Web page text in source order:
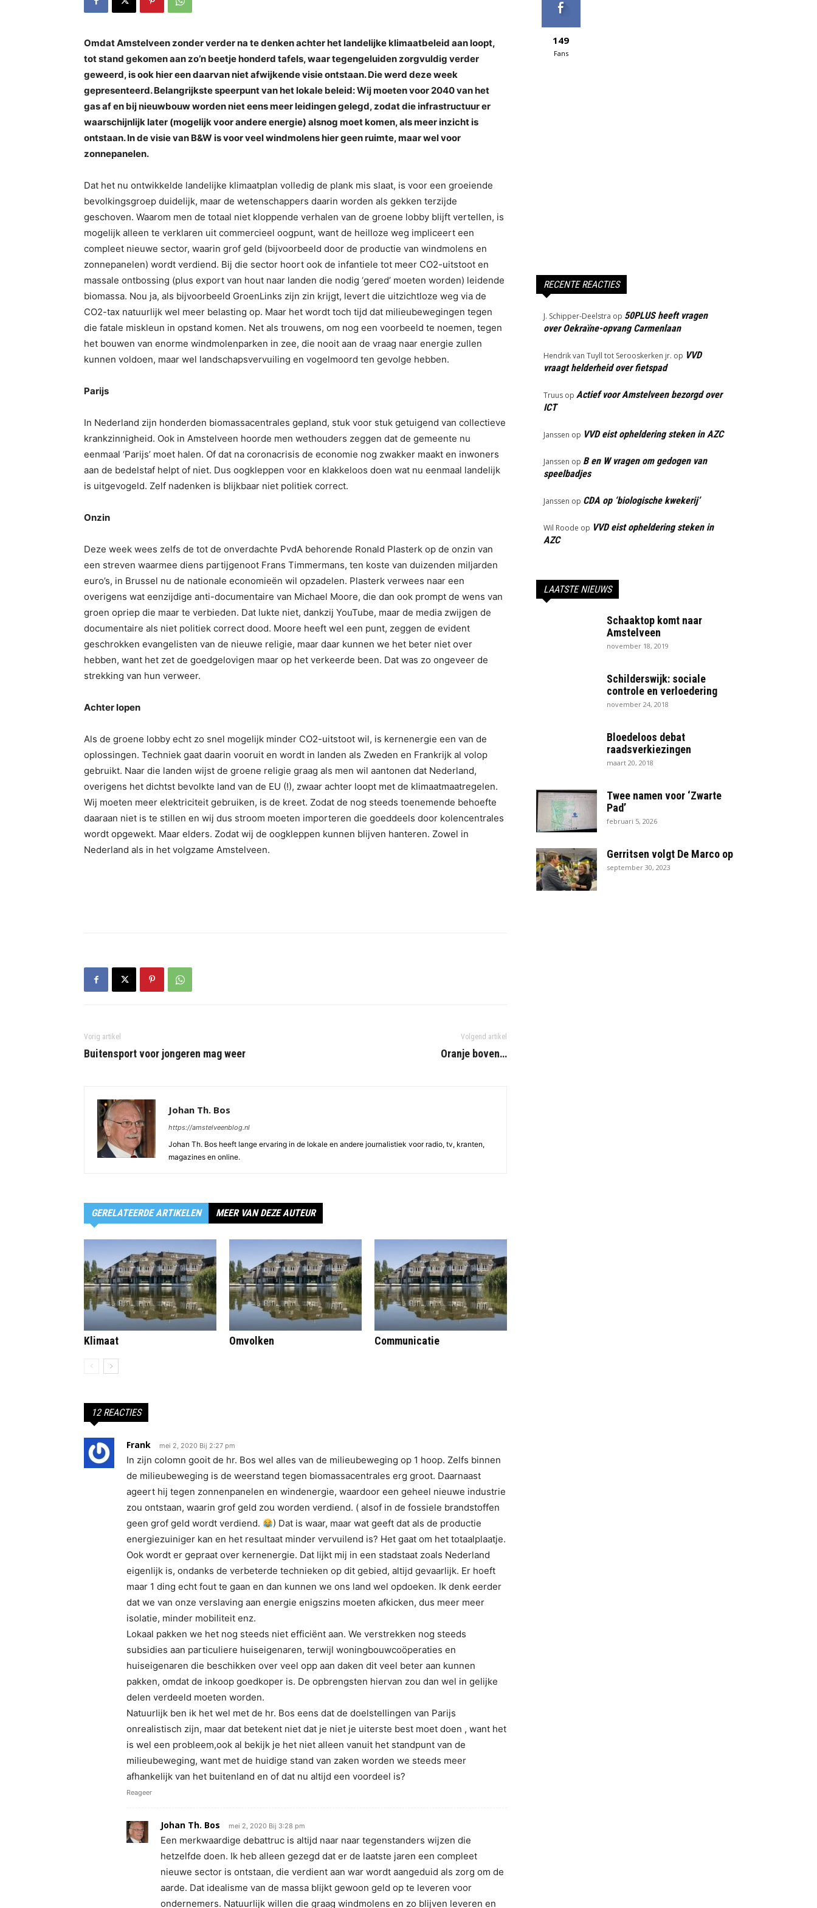
Omdat Amstelveen zonder verder na te denken achter het landelijke klimaatbeleid aan loopt,
tot stand gekomen aan zo’n beetje honderd tafels, waar tegengeluiden zorgvuldig verder
geweerd, is ook hier een daarvan niet afwijkende visie ontstaan. Die werd deze week
gepresenteerd. Belangrijkste speerpunt van het lokale beleid: Wij moeten voor 2040 van het
gas af en bij nieuwbouw worden niet eens meer leidingen gelegd, zodat die infrastructuur er
waarschijnlijk later (mogelijk voor andere energie) alsnog moet komen, als meer inzicht is
ontstaan. In de visie van B&W is voor veel windmolens hier geen ruimte, maar wel voor
zonnepanelen.
Dat het nu ontwikkelde landelijke klimaatplan volledig de plank mis slaat, is voor een groeiende
bevolkingsgroep duidelijk, maar de wetenschappers daarin worden als gekken terzijde
geschoven. Waarom men de totaal niet kloppende verhalen van de groene lobby blijft vertellen, is
mogelijk alleen te verklaren uit commercieel oogpunt, want de heilloze weg impliceert een
compleet nieuwe sector, waarin grof geld (bijvoorbeeld door de productie van windmolens en
zonnepanelen) wordt verdiend. Bij die sector hoort ook de infantiele tot meer CO2-uitstoot en
massale ontbossing (plus export van hout naar landen die nodig ‘gered’ moeten worden) leidende
biomassa. Nou ja, als bijvoorbeeld GroenLinks zijn zin krijgt, levert die uitzichtloze weg via de
CO2-tax natuurlijk wel meer belasting op. Maar het wordt toch tijd dat milieubewegingen tegen
die fatale miskleun in opstand komen. Net als trouwens, om nog een voorbeeld te noemen, tegen
het bouwen van enorme windmolenparken in zee, die nooit aan de vraag naar energie zullen
kunnen voldoen, maar wel landschapsvervuiling en vogelmoord ten gevolge hebben.
Parijs
In Nederland zijn honderden biomassacentrales gepland, stuk voor stuk getuigend van collectieve
krankzinnigheid. Ook in Amstelveen hoorde men wethouders zeggen dat de gemeente nu
eenmaal ‘Parijs’ moet halen. Of dat na coronacrisis de economie nog zwakker maakt en inwoners
aan de bedelstaf helpt of niet. Dus oogkleppen voor en klakkeloos doen wat nu eenmaal landelijk
is uitgevogeld. Zelf nadenken is blijkbaar niet politiek correct.
Onzin
Deze week wees zelfs de tot de onverdachte PvdA behorende Ronald Plasterk op de onzin van
een streven waarmee diens partijgenoot Frans Timmermans, ten koste van duizenden miljarden
euro’s, in Brussel nu de nationale economieën wil opzadelen. Plasterk verwees naar een
overigens wat eenzijdige anti-documentaire van Michael Moore, die dan ook prompt de wens van
groen opriep die maar te verbieden. Dat lukte niet, dankzij YouTube, maar de media zwijgen de
documentaire als niet politiek correct dood. Moore heeft wel een punt, zeggen de evident
geschrokken evangelisten van de nieuwe religie, maar daar kunnen we het beter niet over
hebben, want het zet de goedgelovigen maar op het verkeerde been. Dat was zo ongeveer de
strekking van hun verweer.
Achter lopen
Als de groene lobby echt zo snel mogelijk minder CO2-uitstoot wil, is kernenergie een van de
oplossingen. Techniek gaat daarin vooruit en wordt in landen als Zweden en Frankrijk al volop
gebruikt. Naar die landen wijst de groene religie graag als men wil aantonen dat Nederland,
overigens het dichtst bevolkte land van de EU (!), zwaar achter loopt met de klimaatmaatregelen.
Wij moeten meer elektriciteit gebruiken, is de kreet. Zodat de nog steeds toenemende behoefte
daaraan niet is te stillen en wij dus stroom moeten importeren die goeddeels door kolencentrales
wordt opgewekt. Maar elders. Zodat wij de oogkleppen kunnen blijven hanteren. Zowel in
Nederland als in het volgzame Amstelveen.
Vorig artikel
Buitensport voor jongeren mag weer
Volgend artikel
Oranje boven…
Johan Th. Bos
https://amstelveenblog.nl
Johan Th. Bos heeft lange ervaring in de lokale en andere journalistiek voor radio, tv, kranten,
magazines en online.
GERELATEERDE ARTIKELEN MEER VAN DEZE AUTEUR
Klimaat Omvolken Communicatie
12 REACTIES
Frank mei 2, 2020 Bij 2:27 pm
In zijn colomn gooit de hr. Bos wel alles van de milieubeweging op 1 hoop. Zelfs binnen
de milieubeweging is de weerstand tegen biomassacentrales erg groot. Daarnaast
ageert hij tegen zonnenpanelen en windenergie, waardoor een geheel nieuwe industrie
zou ontstaan, waarin grof geld zou worden verdiend. ( alsof in de fossiele brandstoffen
geen grof geld wordt verdiend.
) Dat is waar, maar wat geeft dat als de productie
energiezuiniger kan en het resultaat minder vervuilend is? Het gaat om het totaalplaatje.
Ook wordt er gepraat over kernenergie. Dat lijkt mij in een stadstaat zoals Nederland
eigenlijk is, ondanks de verbeterde technieken op dit gebied, altijd gevaarlijk. Er hoeft
maar 1 ding echt fout te gaan en dan kunnen we ons land wel opdoeken. Ik denk eerder
dat we van onze verslaving aan energie enigszins moeten afkicken, dus meer meer
isolatie, minder mobiliteit enz.
Lokaal pakken we het nog steeds niet efficiënt aan. We verstrekken nog steeds
subsidies aan particuliere huiseigenaren, terwijl woningbouwcoöperaties en
huiseigenaren die beschikken over veel opp aan daken dit veel beter aan kunnen
pakken, omdat de inkoop goedkoper is. De opbrengsten hiervan zou dan wel in gelijke
delen verdeeld moeten worden.
Natuurlijk ben ik het wel met de hr. Bos eens dat de doelstellingen van Parijs
onrealistisch zijn, maar dat betekent niet dat je niet je uiterste best moet doen , want het
is wel een probleem,ook al bekijk je het niet alleen vanuit het standpunt van de
milieubeweging, want met de huidige stand van zaken worden we steeds meer
afhankelijk van het buitenland en of dat nu altijd een voordeel is?
Reageer
Johan Th. Bos mei 2, 2020 Bij 3:28 pm
Een merkwaardige debattruc is altijd naar naar tegenstanders wijzen die
hetzelfde doen. Ik heb alleen gezegd dat er de laatste jaren een compleet
nieuwe sector is ontstaan, die verdient aan war wordt aangeduid als zorg om de
aarde. Dat idealisme van de massa blijkt gewoon geld op te leveren voor
ondernemers. Natuurlijk willen die graag windmolens en zo blijven leveren en
149
Fans
RECENTE REACTIES
J. Schipper-Deelstra op 50PLUS heeft vragen
over Oekraïne-opvang Carmenlaan
Hendrik van Tuyll tot Serooskerken jr. op VVD
vraagt helderheid over fietspad
Truus op Actief voor Amstelveen bezorgd over
ICT
Janssen op VVD eist opheldering steken in AZC
Janssen op B en W vragen om gedogen van
speelbadjes
Janssen op CDA op ‘biologische kwekerij’
Wil Roode op VVD eist opheldering steken in
AZC
LAATSTE NIEUWS
Schaaktop komt naar
Amstelveen
november 18, 2019
Schilderswijk: sociale
controle en verloedering
november 24, 2018
Bloedeloos debat
raadsverkiezingen
maart 20, 2018
Twee namen voor ‘Zwarte
Pad’
februari 5, 2026
Gerritsen volgt De Marco op
september 30, 2023